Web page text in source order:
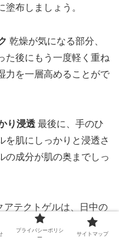
布しましょう。
乾燥が気になる部分、
た後にもう一度軽く重ね
力を一層高めることがで
り浸透 最後に、手のひ
を肌にしっかりと浸透さ
の成分が肌の奥までしっ
アテクトゲルは、日中の
ます。外出先での乾燥を
プライバシーポリシ
ー
サイトマップ